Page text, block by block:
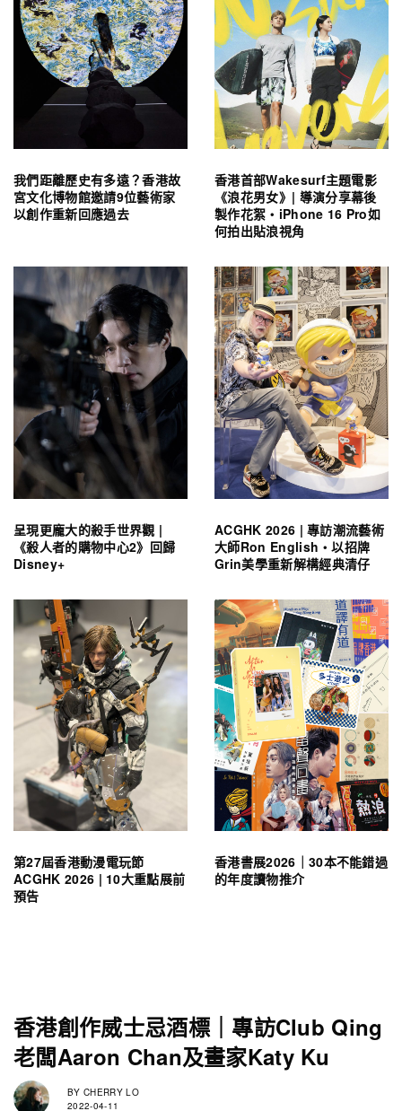
我們距離歷史有多遠？香港故
宮文化博物館邀請9位藝術家
以創作重新回應過去
香港首部Wakesurf主題電影
《浪花男女》| 導演分享幕後
製作花絮・iPhone 16 Pro如
何拍出貼浪視角
呈現更龐大的殺手世界觀 |
《殺人者的購物中心2》回歸
Disney+
ACGHK 2026 | 專訪潮流藝術
大師Ron English・以招牌
Grin美學重新解構經典清仔
第27屆香港動漫電玩節
ACGHK 2026 | 10大重點展前
預告
香港書展2026｜30本不能錯過
的年度讀物推介
香港創作威士忌酒標｜專訪Club Qing
老闆Aaron Chan及畫家Katy Ku
BY CHERRY LO
2022-04-11